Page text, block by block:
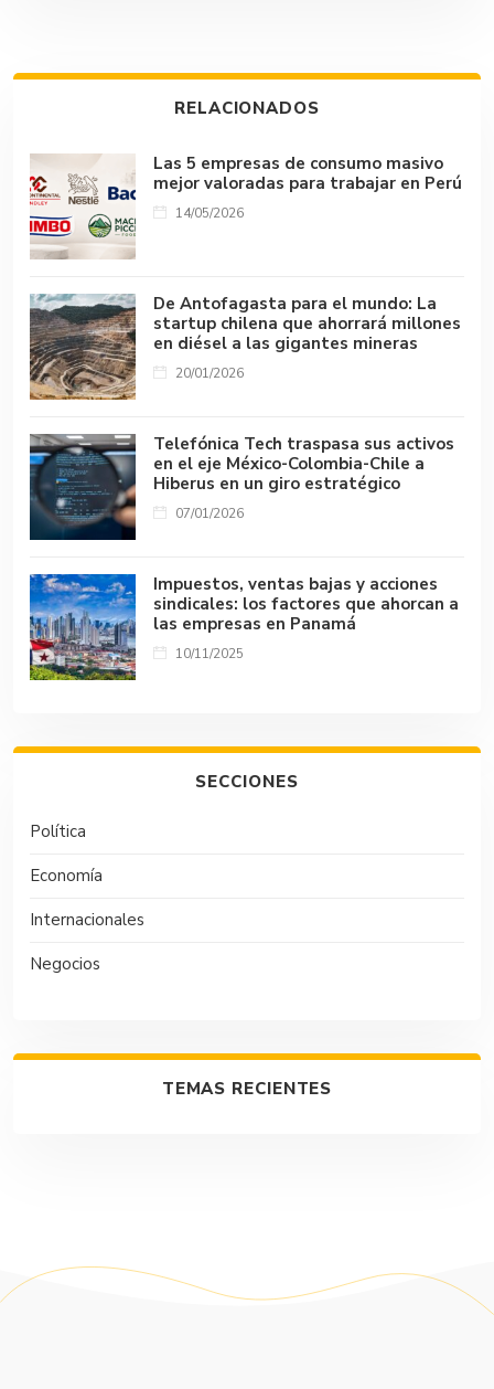
ok p
p
s n tir
RELACIONADOS
Las 5 empresas de consumo masivo
mejor valoradas para trabajar en Perú
14/05/2026
De Antofagasta para el mundo: La
startup chilena que ahorrará millones
en diésel a las gigantes mineras
20/01/2026
Telefónica Tech traspasa sus activos
en el eje México-Colombia-Chile a
Hiberus en un giro estratégico
07/01/2026
Impuestos, ventas bajas y acciones
sindicales: los factores que ahorcan a
las empresas en Panamá
10/11/2025
SECCIONES
Política
Economía
Internacionales
Negocios
TEMAS RECIENTES